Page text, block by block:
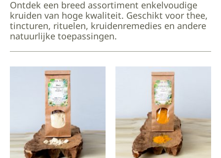
Ontdek een breed assortiment enkelvoudige
kruiden van hoge kwaliteit. Geschikt voor thee,
tincturen, rituelen, kruidenremedies en andere
natuurlijke toepassingen.